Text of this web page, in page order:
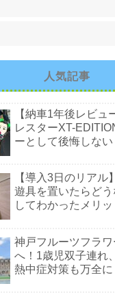
人気記事
【納車1年後レビュ
レスターXT-
ーとして後悔しない
【導入3日のリアル
遊具を置いたらど
してわかったメリ
神戸フルーツフラ
へ！1歳児双子連れ
熱中症対策も万全に